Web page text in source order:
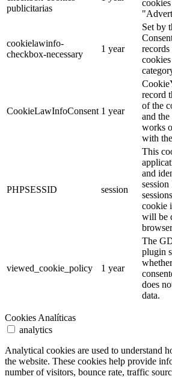
publicitarias
cookielawinfo-
checkbox-necessary
1 year
Set by
records
CookieLawInfoConsent 1 year
record
of the
and
works
with
PHPSESSID session
This
and
cookie
will be
viewed_cookie_policy 1 year
The
plugin
does
data.
Cookies Analíticas
analytics
Analytical cookies are used to understand
the website. These cookies help provide
number of visitors, bounce rate, traffic